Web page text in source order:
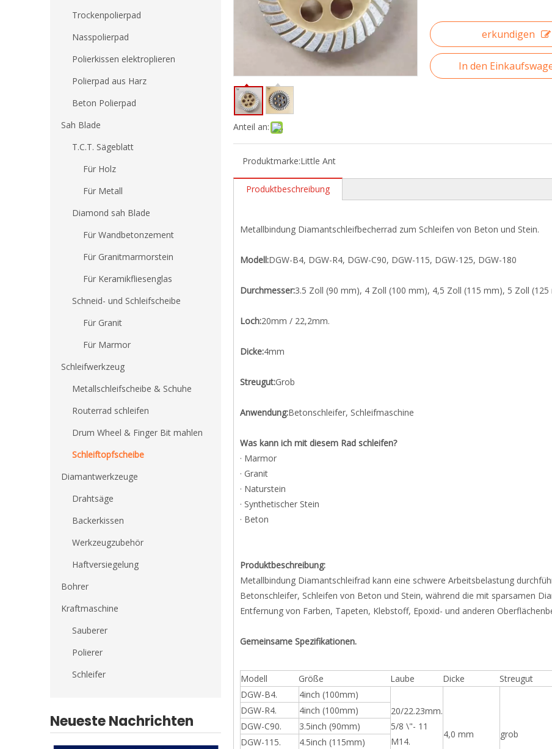
Trockenpolierpad
Nasspolierpad
Polierkissen elektroplieren
Polierpad aus Harz
Beton Polierpad
Sah Blade
T.C.T. Sägeblatt
Für Holz
Für Metall
Diamond sah Blade
Für Wandbetonzement
Für Granitmarmorstein
Für Keramikfliesenglas
Schneid- und Schleifscheibe
Für Granit
Für Marmor
Schleifwerkzeug
Metallschleifscheibe & Schuhe
Routerrad schleifen
Drum Wheel & Finger Bit mahlen
Schleiftopfscheibe
Diamantwerkzeuge
Drahtsäge
Backerkissen
Werkzeugzubehör
Haftversiegelung
Bohrer
Kraftmaschine
Sauberer
Polierer
Schleifer
Neueste Nachrichten
Anteil an:
erkundigen
In den
Produktmarke:Little Ant
Produktbeschreibung
Metallbindung Diamantschleifbecherrad zum Schleifen von Beton und Stein.
Modell:DGW-B4, DGW-R4, DGW-C90, DGW-115, DGW-125, DGW-180
Durchmesser:3.5 Zoll (90 mm), 4 Zoll (100 mm), 4,5 Zoll (115 mm), 5 Zoll
Loch:20mm / 22,2mm.
Dicke:4mm
Streugut:Grob
Anwendung:Betonschleifer, Schleifmaschine
Was kann ich mit diesem Rad schleifen?
· Marmor
· Granit
· Naturstein
· Synthetischer Stein
· Beton
Produktbeschreibung:
Metallbindung Diamantschleifrad kann eine schwere Arbeitsbelastung
Betonschleifer, Schleifen von Beton und Stein, während die mit sparsamen
Entfernung von Farben, Tapeten, Klebstoff, Epoxid- und anderen
Gemeinsame Spezifikationen.
Modell Größe Laube Dicke Streugut
DGW-B4.
4inch (100mm)
20/22.23mm.
5/8 \"- 11
M14.
4,0 mm grob
DGW-R4.
4inch (100mm)
DGW-C90.
3.5inch (90mm)
DGW-115.
4.5inch (115mm)